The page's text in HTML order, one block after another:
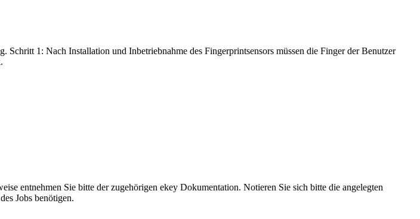
1: Nach Installation und Inbetriebnahme des Fingerprintsensors müssen die Finger der Benutzer
entnehmen Sie bitte der zugehörigen ekey Dokumentation. Notieren Sie sich bitte die angelegten
Jobs benötigen.